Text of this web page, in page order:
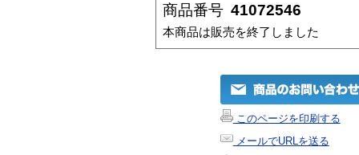
商品番号 41072546
本商品は販売を終了しました
このページを印刷する
メールでURLを送る